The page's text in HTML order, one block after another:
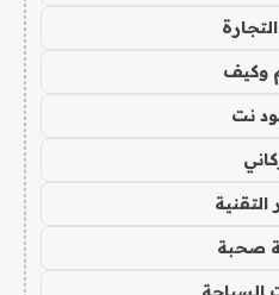
وكيف
نت
التقنية
صحبة